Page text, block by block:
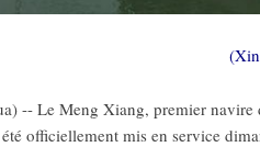
-- Le Meng Xiang, premier
officiellement mis en service